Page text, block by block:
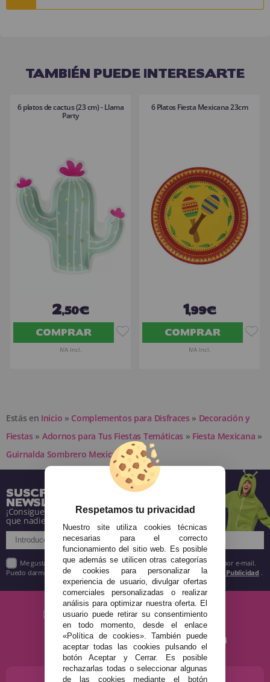
TAMBIÉN PUEDE INTERESARTE
6 platos de cactus (23 cm) - Llama
Party
2,50€
COMPRAR
IVA Incl.
6 Platos Fiesta Mexicana 23cm
1,99€
COMPRAR
IVA Incl.
Estás en Inicio » Complementos para Disfraces » Decoración y
Fiestas » Adornos para Tus Fiestas Temáticas » Fiesta Mexicana »
Guirnalda Sombrero Mexicanas 3m
SUSCRÍBETE A NUESTRA
NEWSLETTER
¡Consigue descuentos y entérate de todo antes
que nadie!
Me gustaría recibir descuentos exclusivos, novedades y tendencias por e-mail.
Puedo darme de baja cuando quiera según lo recogido en la Política de Publicidad .
Respetamos tu privacidad
Nuestro site utiliza cookies técnicas
necesarias para el correcto
funcionamiento del sitio web. Es posible
que además se utilicen otras categorías
de cookies para personalizar la
experiencia de usuario, divulgar ofertas
comerciales personalizadas o realizar
análisis para optimizar nuestra oferta. El
usuario puede retirar su consentimiento
en todo momento, desde el enlace
«Política de cookies». También puede
aceptar todas las cookies pulsando el
botón Aceptar y Cerrar. Es posible
rechazarlas todas o seleccionar algunas
de las cookies mediante el botón